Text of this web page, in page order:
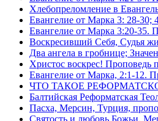
Хлебопреломление в
Евангелие от Марка 3: 28-
Евангелие от Марка 3:20-35.
Воскресивший Себя, Судья
Два ангела в гробнице;
Христос воскрес! Проповедь
Евангелие от Марка, 2:1-12.
ЧТО ТАКОЕ
Балтийская Реформатская
Пасха, Мерсин, Турция,
Святость и любовь Божьи.